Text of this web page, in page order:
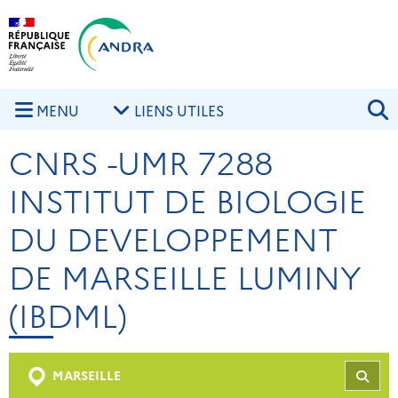
Aller au contenu principal
MENU LIENS UTILES
CNRS -UMR 7288
INSTITUT DE BIOLOGIE
DU DEVELOPPEMENT
DE MARSEILLE LUMINY
(IBDML)
MARSEILLE